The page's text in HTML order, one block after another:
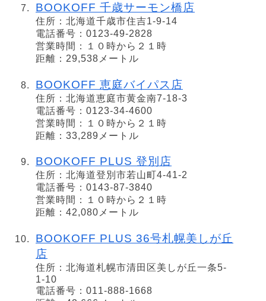
BOOKOFF 千歳サーモン橋店
住所：北海道千歳市住吉1-9-14
電話番号：0123-49-2828
営業時間：１０時から２１時
距離：29,538メートル
BOOKOFF 恵庭バイパス店
住所：北海道恵庭市黄金南7-18-3
電話番号：0123-34-4600
営業時間：１０時から２１時
距離：33,289メートル
BOOKOFF PLUS 登別店
住所：北海道登別市若山町4-41-2
電話番号：0143-87-3840
営業時間：１０時から２１時
距離：42,080メートル
BOOKOFF PLUS 36号札幌美しが丘
店
住所：北海道札幌市清田区美しが丘一条5-
1-10
電話番号：011-888-1668